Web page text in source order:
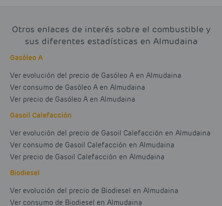
Otros enlaces de interés sobre el combustible y
sus diferentes estadísticas en Almudaina
Gasóleo A
Ver evolución del precio de Gasóleo A en Almudaina
Ver consumo de Gasóleo A en Almudaina
Ver precio de Gasóleo A en Almudaina
Gasoil Calefacción
Ver evolución del precio de Gasoil Calefacción en Almudaina
Ver consumo de Gasoil Calefacción en Almudaina
Ver precio de Gasoil Calefacción en Almudaina
Biodiesel
Ver evolución del precio de Biodiesel en Almudaina
Ver consumo de Biodiesel en Almudaina